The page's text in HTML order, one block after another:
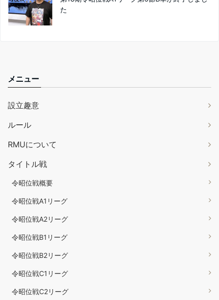
た
メニュー
設立趣意
ルール
RMUについて
タイトル戦
令昭位戦概要
令昭位戦A1リーグ
令昭位戦A2リーグ
令昭位戦B1リーグ
令昭位戦B2リーグ
令昭位戦C1リーグ
令昭位戦C2リーグ